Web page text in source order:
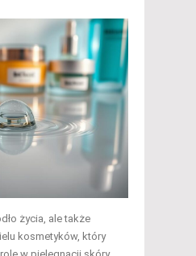
życia, ale także
kosmetyków, który